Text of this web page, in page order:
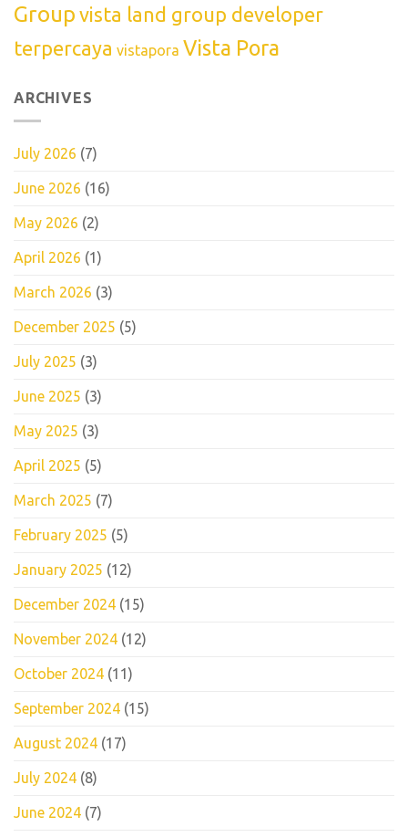
Group vista land group developer
terpercaya vistapora Vista Pora
ARCHIVES
July 2026 (7)
June 2026 (16)
May 2026 (2)
April 2026 (1)
March 2026 (3)
December 2025 (5)
July 2025 (3)
June 2025 (3)
May 2025 (3)
April 2025 (5)
March 2025 (7)
February 2025 (5)
January 2025 (12)
December 2024 (15)
November 2024 (12)
October 2024 (11)
September 2024 (15)
August 2024 (17)
July 2024 (8)
June 2024 (7)